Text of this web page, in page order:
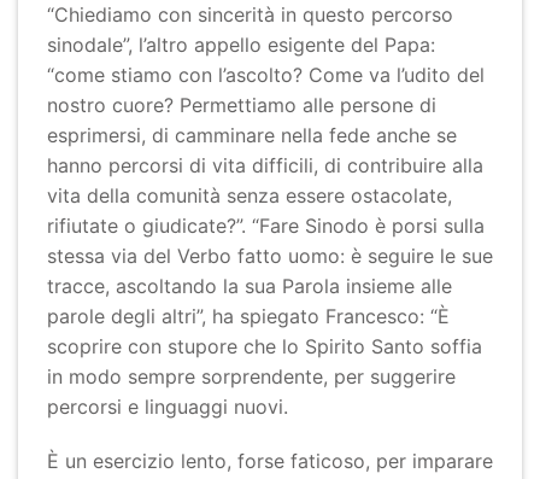
“Chiediamo con sincerità in questo percorso
sinodale”, l’altro appello esigente del Papa:
“come stiamo con l’ascolto? Come va l’udito del
nostro cuore? Permettiamo alle persone di
esprimersi, di camminare nella fede anche se
hanno percorsi di vita difficili, di contribuire alla
vita della comunità senza essere ostacolate,
rifiutate o giudicate?”. “Fare Sinodo è porsi sulla
stessa via del Verbo fatto uomo: è seguire le sue
tracce, ascoltando la sua Parola insieme alle
parole degli altri”, ha spiegato Francesco: “È
scoprire con stupore che lo Spirito Santo soffia
in modo sempre sorprendente, per suggerire
percorsi e linguaggi nuovi.
È un esercizio lento, forse faticoso, per imparare